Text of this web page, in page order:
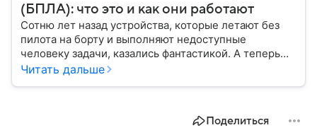
(БПЛА): что это и как они работают
Сотню лет назад устройства, которые летают без
пилота на борту и выполняют недоступные
человеку задачи, казались фантастикой. А теперь
они стали реальностью: собрали главное о
Читать дальше
Поделиться